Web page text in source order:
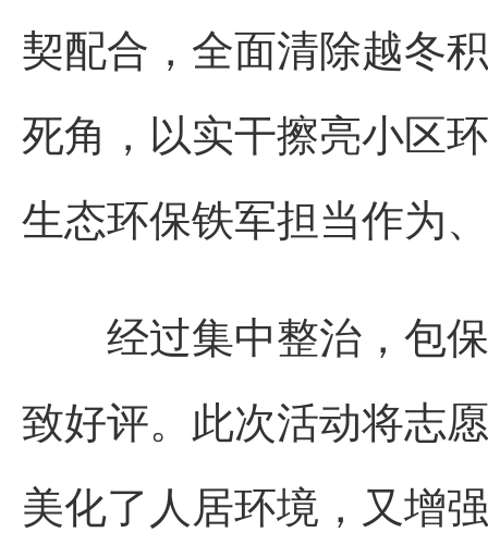
契配合，全面清除越冬
死角，以实干擦亮小区
生态环保铁军担当作为
经过集中整治，包保
致好评。此次活动将志
美化了人居环境，又增